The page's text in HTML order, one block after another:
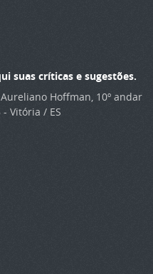
suas críticas e sugestões.
Aureliano Hoffman, 10º andar
- Vitória / ES